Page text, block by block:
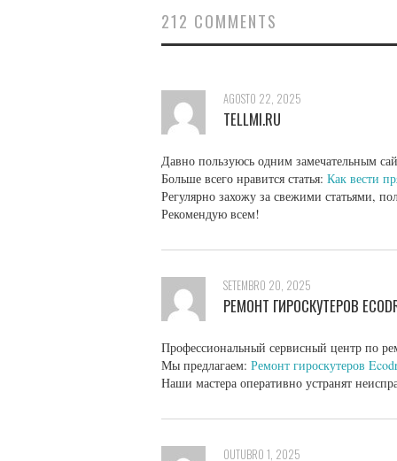
212 COMMENTS
AGOSTO 22, 2025
TELLMI.RU
Давно пользуюсь одним замечательным
Больше всего нравится статья: Как вести
Регулярно захожу за свежими статьями,
Рекомендую всем!
SETEMBRO 20, 2025
РЕМОНТ ГИРОСКУТЕРОВ
Профессиональный сервисный центр по
Мы предлагаем: Ремонт гироскутеров
Наши мастера оперативно устранят
OUTUBRO 1, 2025